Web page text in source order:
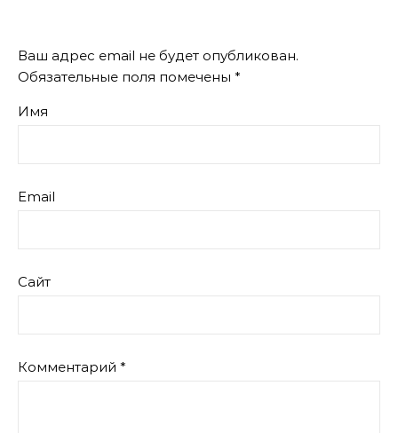
Ваш адрес email не будет опубликован.
Обязательные поля помечены *
Имя
Email
Сайт
Комментарий *